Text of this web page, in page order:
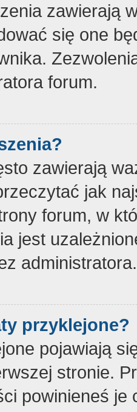
zawierają
się one
forum.
zawierają
jak
forum, w
jest
administratora.
przyklejone?
pojawiają
stronie.
powinieneś je